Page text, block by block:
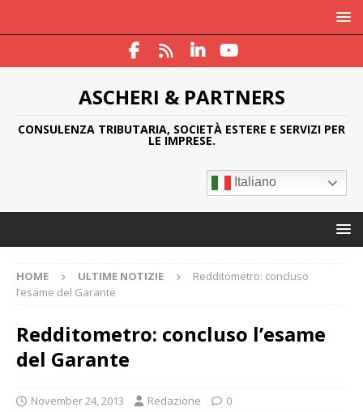
ASCHERI & PARTNERS
CONSULENZA TRIBUTARIA, SOCIETÀ ESTERE E SERVIZI PER
LE IMPRESE.
Italiano
HOME ULTIME NOTIZIE
Redditometro: concluso
l’esame del Garante
Redditometro: concluso l’esame
del Garante
November 24, 2013 Redazione 0